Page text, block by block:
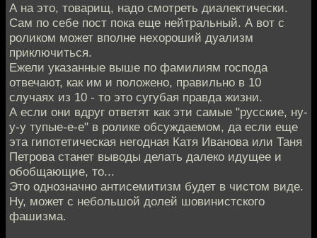
А на это, товарищ, надо смотреть диалектически.
Сам по себе пост пока еще нейтральный. А вот с
роликом может вполне нехороший дуализм
приключиться.
Ежели указанные выше по фамилиям господа
отвечают, как им и положено, правильно в 10
случаях из 10 - то это сугубая правда жизни.
А если они вдруг ответят как эти самые "русские, ну-
у-у тупые-е-е" в ролике обсуждаемом, да если еще
эта гипотетическая негодная Катя Иванова или Таня
Петрова станет выводы делать далеко идущее и
обобщающие, то...
Это однозначно антисемитизм будет в чистом виде.
Ну, может с небольшой долей шовинистского
фашизма.